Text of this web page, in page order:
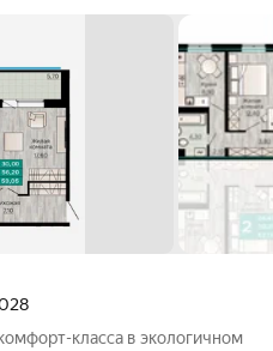
класса в экологичном